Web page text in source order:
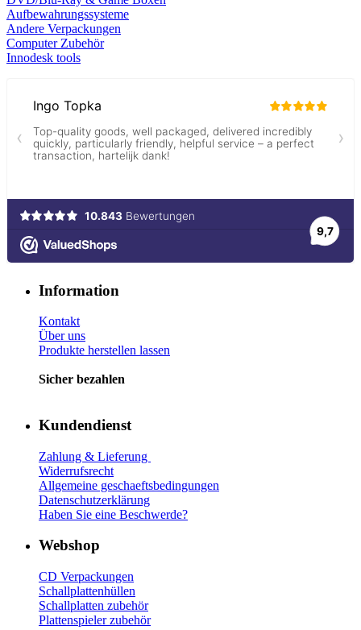
Aufbewahrungssysteme
Andere Verpackungen
Computer Zubehör
Innodesk tools
Information
Kontakt
Über uns
Produkte herstellen lassen
Sicher bezahlen
Kundendienst
Zahlung & Lieferung
Widerrufsrecht
Allgemeine geschaeftsbedingungen
Datenschutzerklärung
Haben Sie eine Beschwerde?
Webshop
CD Verpackungen
Schallplattenhüllen
Schallplatten zubehör
Plattenspieler zubehör